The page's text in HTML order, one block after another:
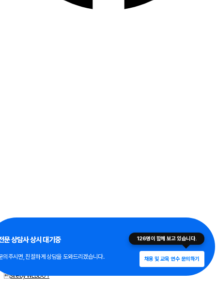
문 상담사 상시 대기중
의주시면, 친절하게 상담을 도와드리겠습니다.
126명이 함께 보고 있습니다.
채용 및 교육 연수 문의하기
이메일무단수집안내
개인정보취급방침
Site by WEBDOT